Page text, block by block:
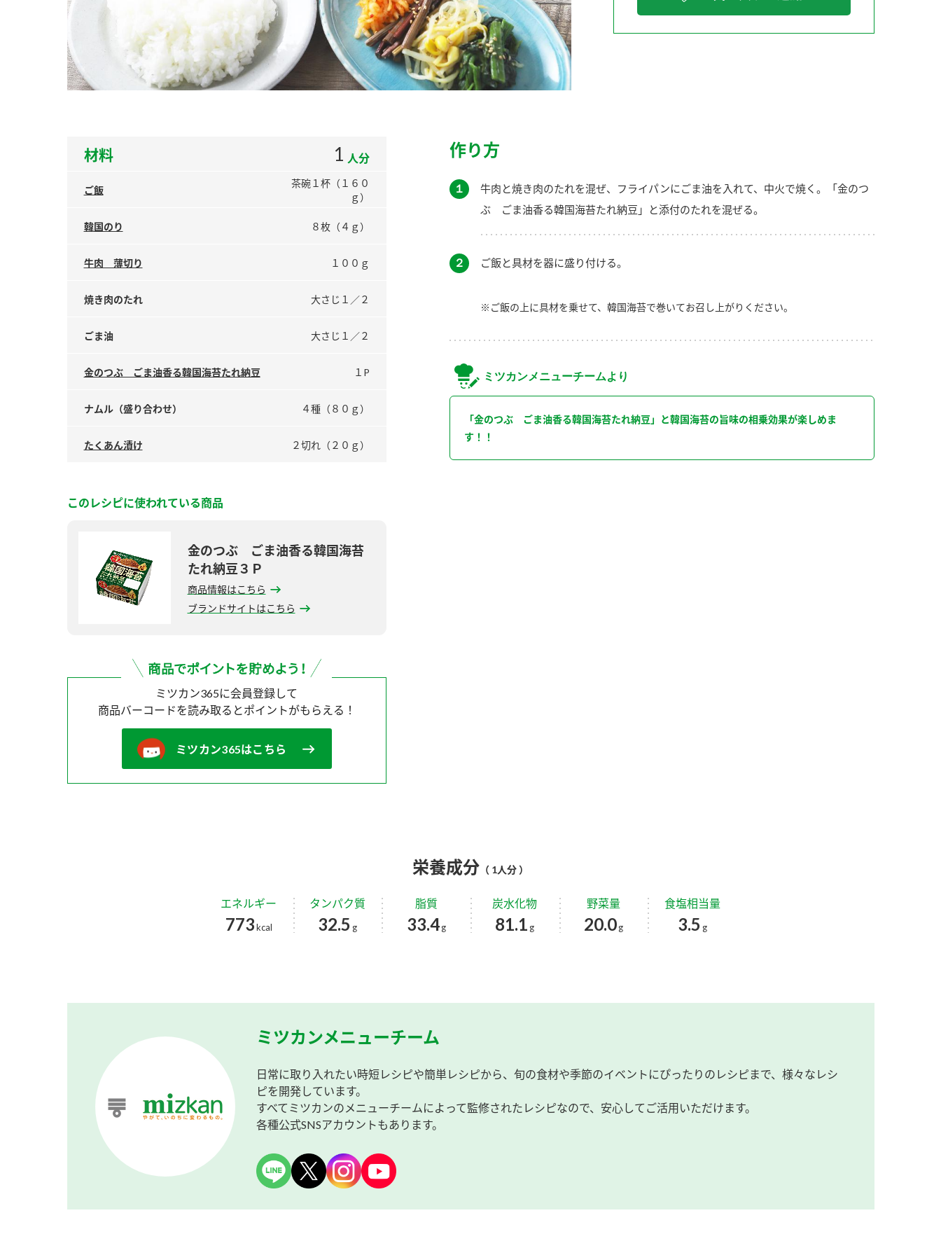
材料 1 人分
ご飯
茶碗１杯（１６０
ｇ）
韓国のり ８枚（４ｇ）
牛肉 薄切り １００ｇ
焼き肉のたれ 大さじ１／２
ごま油 大さじ１／２
金のつぶ ごま油香る韓国海苔たれ納豆 １P
ナムル（盛り合わせ） ４種（８０ｇ）
たくあん漬け ２切れ（２０ｇ）
このレシピに使われている商品
金のつぶ ごま油香る韓国海苔
たれ納豆３Ｐ
商品情報はこちら
ブランドサイトはこちら
ミツカン365に会員登録して
商品バーコードを読み取ると ポイントがもらえる！
ミツカン365はこちら
作り方
１
牛肉と焼き肉のたれを混ぜ、フライパンにごま油を入れて、中火で焼く。「金のつ
ぶ ごま油香る韓国海苔たれ納豆」と添付のたれを混ぜる。
２ ご飯と具材を器に盛り付ける。
※ご飯の上に具材を乗せて、韓国海苔で巻いてお召し上がりください。
ミツカンメニューチームより
「金のつぶ ごま油香る韓国海苔たれ納豆」と韓国海苔の旨味の相乗効果が楽しめま
す！！
栄養成分 （ 1人分 ）
エネルギー
773kcal
タンパク質
32.5 g
脂質
33.4 g
炭水化物
81.1 g
野菜量
20.0g
食塩相当量
3.5 g
ミツカンメニューチーム
日常に取り入れたい時短レシピや簡単レシピから、旬の食材や季節のイベントにぴったりのレシピまで、様々なレシ
ピを開発しています。
すべてミツカンのメニューチームによって監修されたレシピなので、安心してご活用いただけます。
各種公式SNSアカウントもあります。